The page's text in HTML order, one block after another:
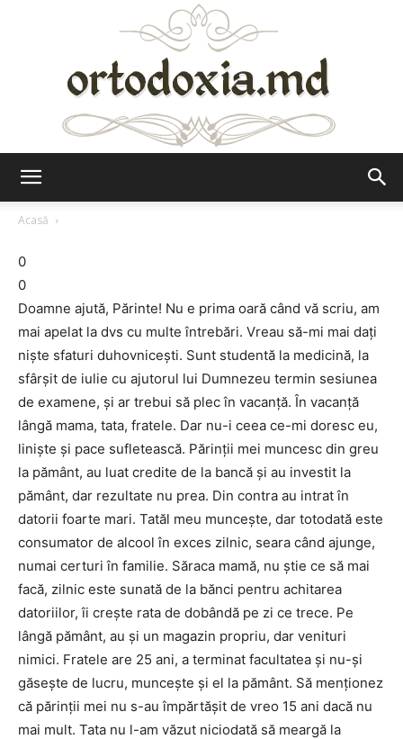
Acasă
0
0
Doamne ajută, Părinte! Nu e prima oară când vă scriu, am
mai apelat la dvs cu multe întrebări. Vreau să-mi mai dați
niște sfaturi duhovnicești. Sunt studentă la medicină, la
sfârșit de iulie cu ajutorul lui Dumnezeu termin sesiunea
de examene, și ar trebui să plec în vacanță. În vacanță
lângă mama, tata, fratele. Dar nu-i ceea ce-mi doresc eu,
liniște și pace sufletească. Părinții mei muncesc din greu
la pământ, au luat credite de la bancă și au investit la
pământ, dar rezultate nu prea. Din contra au intrat în
datorii foarte mari. Tatăl meu muncește, dar totodată este
consumator de alcool în exces zilnic, seara când ajunge,
numai certuri în familie. Săraca mamă, nu știe ce să mai
facă, zilnic este sunată de la bănci pentru achitarea
datoriilor, îi crește rata de dobândă pe zi ce trece. Pe
lângă pământ, au și un magazin propriu, dar venituri
nimici. Fratele are 25 ani, a terminat facultatea și nu-și
găsește de lucru, muncește și el la pământ. Să menționez
că părinții mei nu s-au împărtășit de vreo 15 ani dacă nu
mai mult. Tata nu l-am văzut niciodată să meargă la